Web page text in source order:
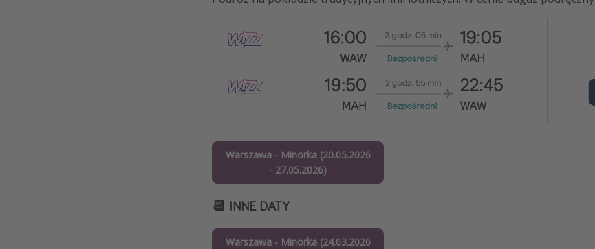
Warszawa - Minorka (20.05.2026
- 27.05.2026)
📆 INNE DATY
Warszawa - Minorka (24.03.2026